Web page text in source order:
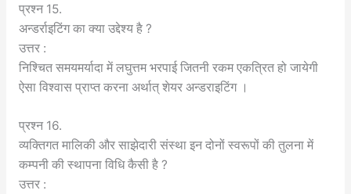
प्रश्न 15.
अन्डर्राइटिंग का क्या उद्देश्य है ?
उत्तर :
निश्चित समयमर्यादा में लघुत्तम भरपाई जितनी रकम एकत्रित हो जायेगी
ऐसा विश्वास प्राप्त करना अर्थात् शेयर अन्डराइटिंग ।
प्रश्न 16.
व्यक्तिगत मालिकी और साझेदारी संस्था इन दोनों स्वरूपों की तुलना में
कम्पनी की स्थापना विधि कैसी है ?
उत्तर :